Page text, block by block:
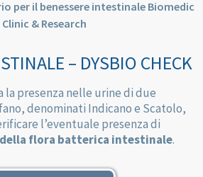
– DYSBIO CHECK
la presenza nelle urine di due
denominati Indicano e Scatolo,
l’eventuale presenza di
flora batterica intestinale.